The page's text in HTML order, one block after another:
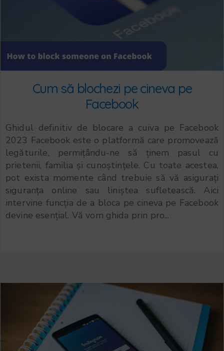
Cum să blochezi pe cineva pe
Facebook
Ghidul definitiv de blocare a cuiva pe Facebook
2023 Facebook este o platformă care promovează
legăturile, permițându-ne să ținem pasul cu
prietenii, familia și cunoștințele. Cu toate acestea,
pot exista momente când trebuie să vă asigurați
siguranța online sau liniștea sufletească. Aici
intervine funcția de a bloca pe cineva pe Facebook
devine esențial. Vă vom ghida prin pro...